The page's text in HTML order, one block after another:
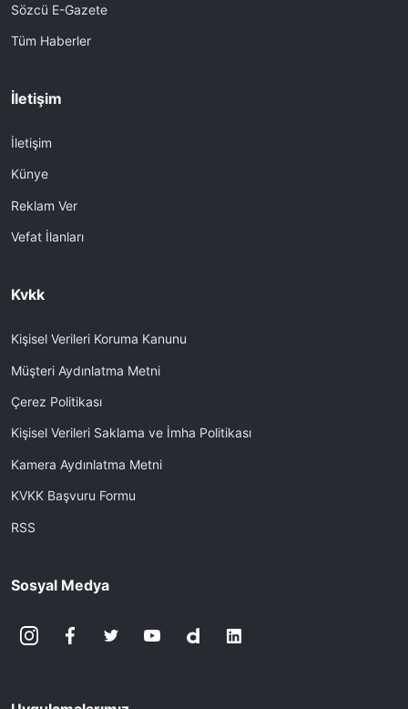
Sözcü E-Gazete
Tüm Haberler
İletişim
İletişim
Künye
Reklam Ver
Vefat İlanları
Kvkk
Kişisel Verileri Koruma Kanunu
Müşteri Aydınlatma Metni
Çerez Politikası
Kişisel Verileri Saklama ve İmha Politikası
Kamera Aydınlatma Metni
KVKK Başvuru Formu
RSS
Sosyal Medya